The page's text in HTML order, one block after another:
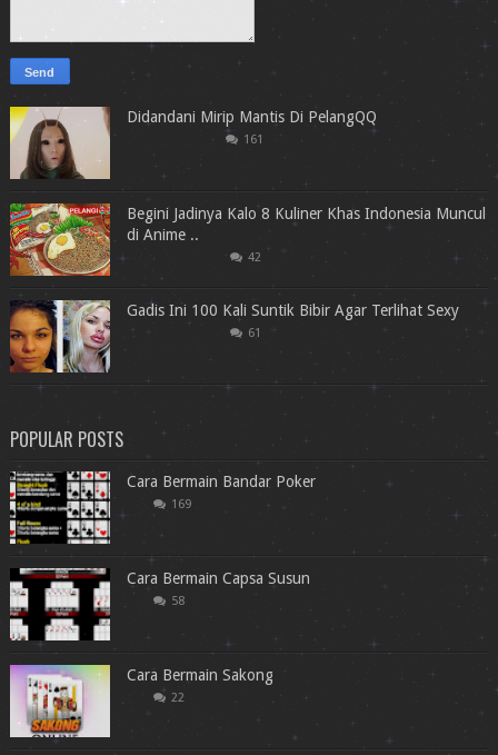
Didandani Mirip Mantis Di PelangQQ
161
Begini Jadinya Kalo 8 Kuliner Khas Indonesia Muncul
di Anime ..
42
Gadis Ini 100 Kali Suntik Bibir Agar Terlihat Sexy
61
POPULAR POSTS
Cara Bermain Bandar Poker
169
Cara Bermain Capsa Susun
58
Cara Bermain Sakong
22